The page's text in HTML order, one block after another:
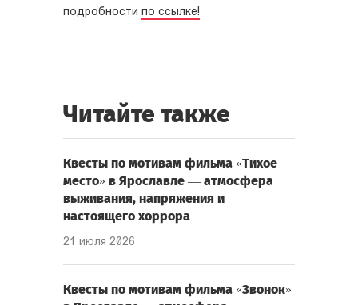
подробности по ссылке!
Читайте также
Квесты по мотивам фильма «Тихое
место» в Ярославле — атмосфера
выживания, напряжения и
настоящего хоррора
21 июля 2026
Квесты по мотивам фильма «Звонок»